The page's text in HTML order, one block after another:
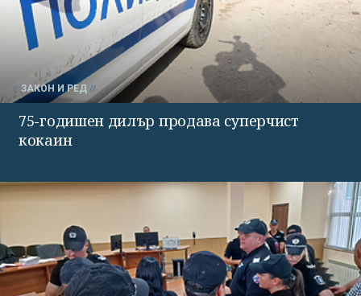
ЗАКОН И РЕД
75-годишен дилър продава суперчист
кокаин